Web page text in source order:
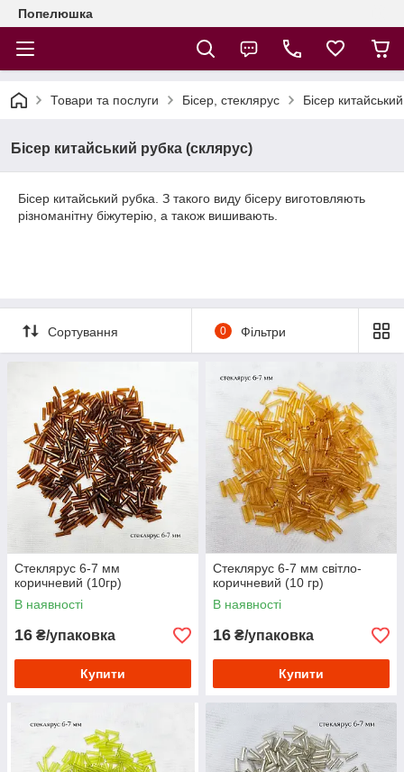
Попелюшка
Товари та послуги Бісер, стеклярус Бісер
Бісер китайський рубка (склярус)
Бісер китайський рубка. З такого виду бісеру виготовляють
різноманітну біжутерію, а також вишивають.
Сортування 0 Фільтри
Стеклярус 6-7 мм
коричневий (10гр)
В наявності
16 ₴/упаковка
Купити
Стеклярус 6-7 мм світло-
коричневий (10 гр)
В наявності
16 ₴/упаковка
Купити